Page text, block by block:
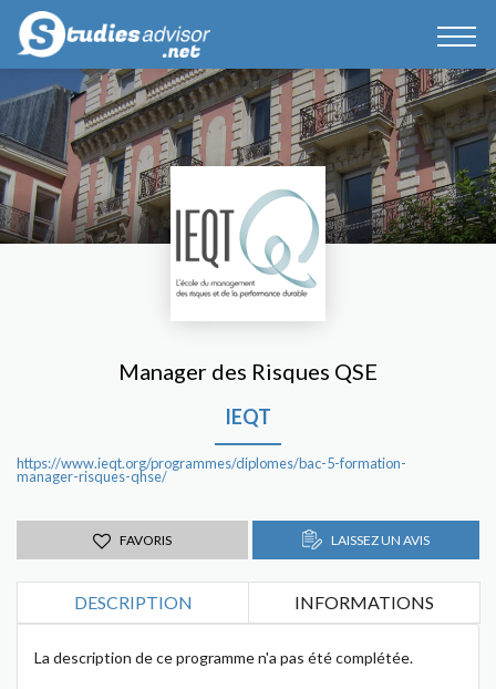
Manager des Risques QSE
IEQT
https://www.ieqt.org/programmes/diplomes/bac-5-formation-
manager-risques-qhse/
FAVORIS LAISSEZ UN AVIS
DESCRIPTION INFORMATIONS
La description de ce programme n'a pas été complétée.